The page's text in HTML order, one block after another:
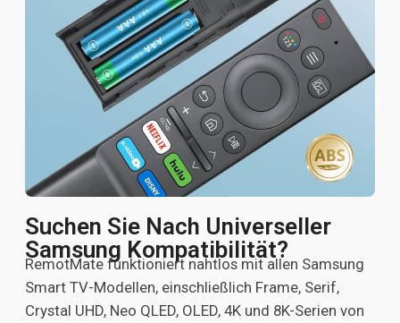
Suchen Sie Nach Universeller
Samsung Kompatibilität?
RemotMate funktioniert nahtlos mit allen Samsung
Smart TV-Modellen, einschließlich Frame, Serif,
Crystal UHD, Neo QLED, OLED, 4K und 8K-Serien von